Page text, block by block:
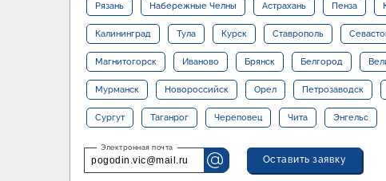
Рязань Набережные Челны Астрахань Пенза
Калининград Тула Курск Ставрополь
Магнитогорск Иваново Брянск Белгород
Мурманск Новороссийск Орел Петрозаводск
Сургут Таганрог Череповец Чита Энгельс
pogodin.vic@mail.ru Оставить заявку